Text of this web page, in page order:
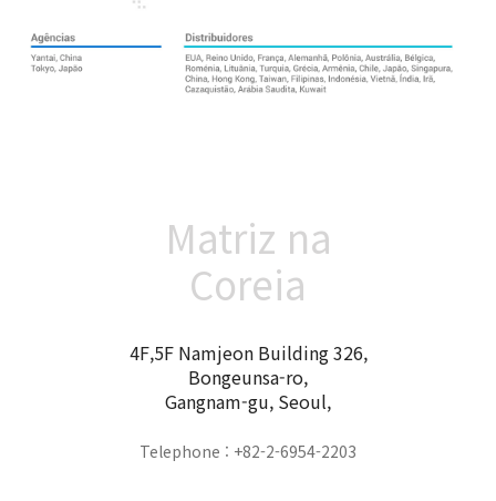
Matriz na
Coreia
4F,5F Namjeon Building 326,
Bongeunsa-ro,
Gangnam-gu, Seoul,
Telephone : +82-2-6954-2203